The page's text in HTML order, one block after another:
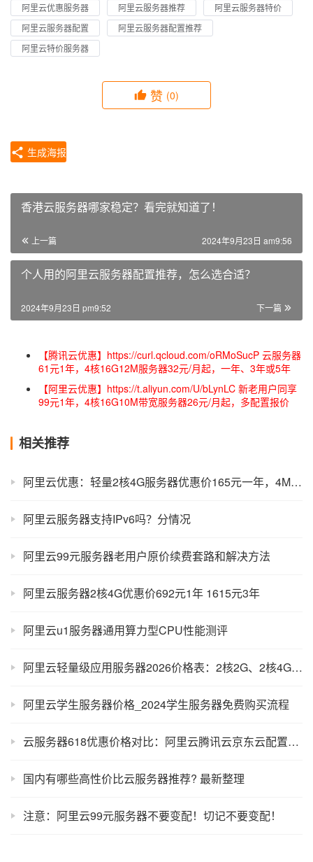
阿里云优惠服务器 阿里云服务器推荐
阿里云服务器特价
阿里云服务器配置
阿里云服务器配置推荐
阿里云特价服务器
赞 (0)
生成海报
香港云服务器哪家稳定？看完就知道了！
上一篇 2024年9月23日 am9:56
个人用的阿里云服务器配置推荐，怎么选合适？
下一篇
2024年9月23日 pm9:52
【腾讯云优惠】https://curl.qcloud.com/oRMoSucP 云服务器
61元1年，4核16G12M服务器32元/月起，一年、3年或5年
【阿里云优惠】https://t.aliyun.com/U/bLynLC 新老用户同享
99元1年，4核16G10M带宽服务器26元/月起，多配置报价
相关推荐
阿里云优惠：轻量2核4G服务器优惠价165元一年，4M带宽速度512KB/秒
阿里云服务器支持IPv6吗？分情况
阿里云99元服务器老用户原价续费套路和解决方法
阿里云服务器2核4G优惠价692元1年 1615元3年
阿里云u1服务器通用算力型CPU性能测评
阿里云轻量级应用服务器2026价格表：2核2G、2核4G、4核8G和4核16G配置清单
阿里云学生服务器价格_2024学生服务器免费购买流程
云服务器618优惠价格对比：阿里云腾讯云京东云配置报价单
国内有哪些高性价比云服务器推荐? 最新整理
注意：阿里云99元服务器不要变配！切记不要变配！